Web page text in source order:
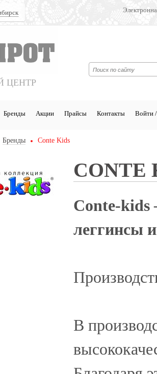
ЦЕНТР
Бренды Акции Прайсы Контакты Войти /
Бренды Conte Kids
CONTE
Conte-kids
леггинсы
В